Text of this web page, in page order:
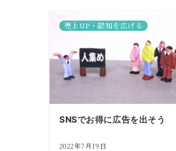
売上UP・認知を広げる
SNSでお得に広告を出そう
2022年7月19日